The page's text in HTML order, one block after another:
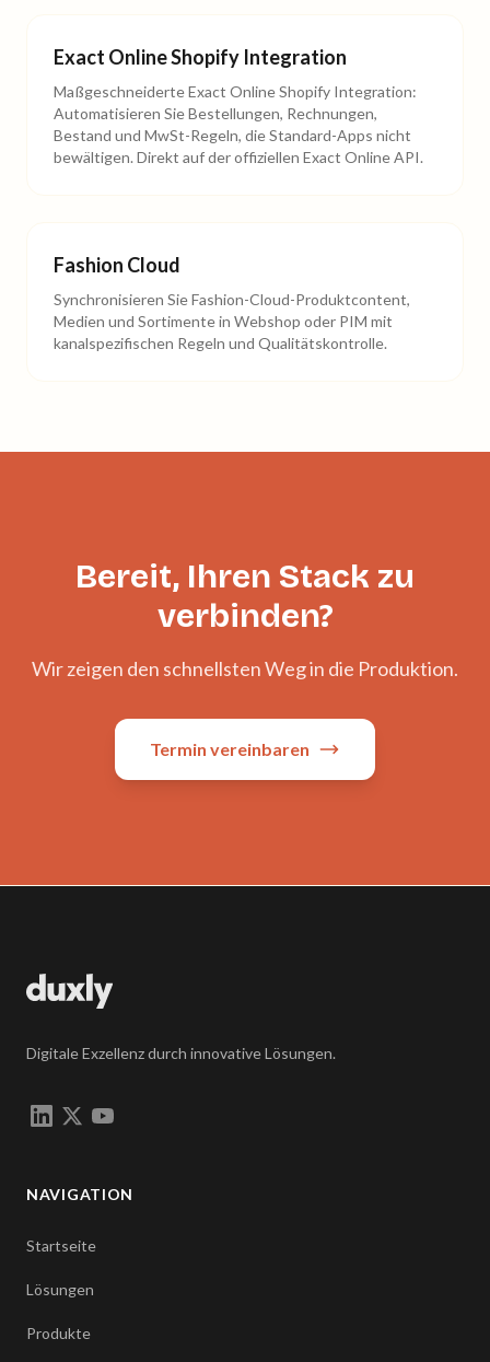
Exact Online Shopify Integration
Maßgeschneiderte Exact Online Shopify Integration:
Automatisieren Sie Bestellungen, Rechnungen,
Bestand und MwSt-Regeln, die Standard-Apps nicht
bewältigen. Direkt auf der offiziellen Exact Online API.
Fashion Cloud
Synchronisieren Sie Fashion-Cloud-Produktcontent,
Medien und Sortimente in Webshop oder PIM mit
kanalspezifischen Regeln und Qualitätskontrolle.
Bereit, Ihren Stack zu
verbinden?
Wir zeigen den schnellsten Weg in die Produktion.
Termin vereinbaren
Digitale Exzellenz durch innovative Lösungen.
NAVIGATION
Startseite
Lösungen
Produkte